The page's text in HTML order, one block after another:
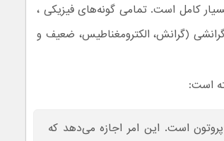
کامل است. تمامی گونه‌های فیزیکی ،
(گرانش، الکترومغناطیس، ضعیف و
است:
سنگین‌تر از پروتون است. این امر اجازه می‌دهد که